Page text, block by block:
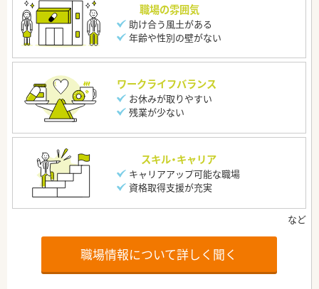
職場の雰囲気
助け合う風土がある
年齢や性別の壁がない
ワークライフバランス
お休みが取りやすい
残業が少ない
スキル・キャリア
キャリアアップ可能な職場
資格取得支援が充実
職場情報について詳しく聞く